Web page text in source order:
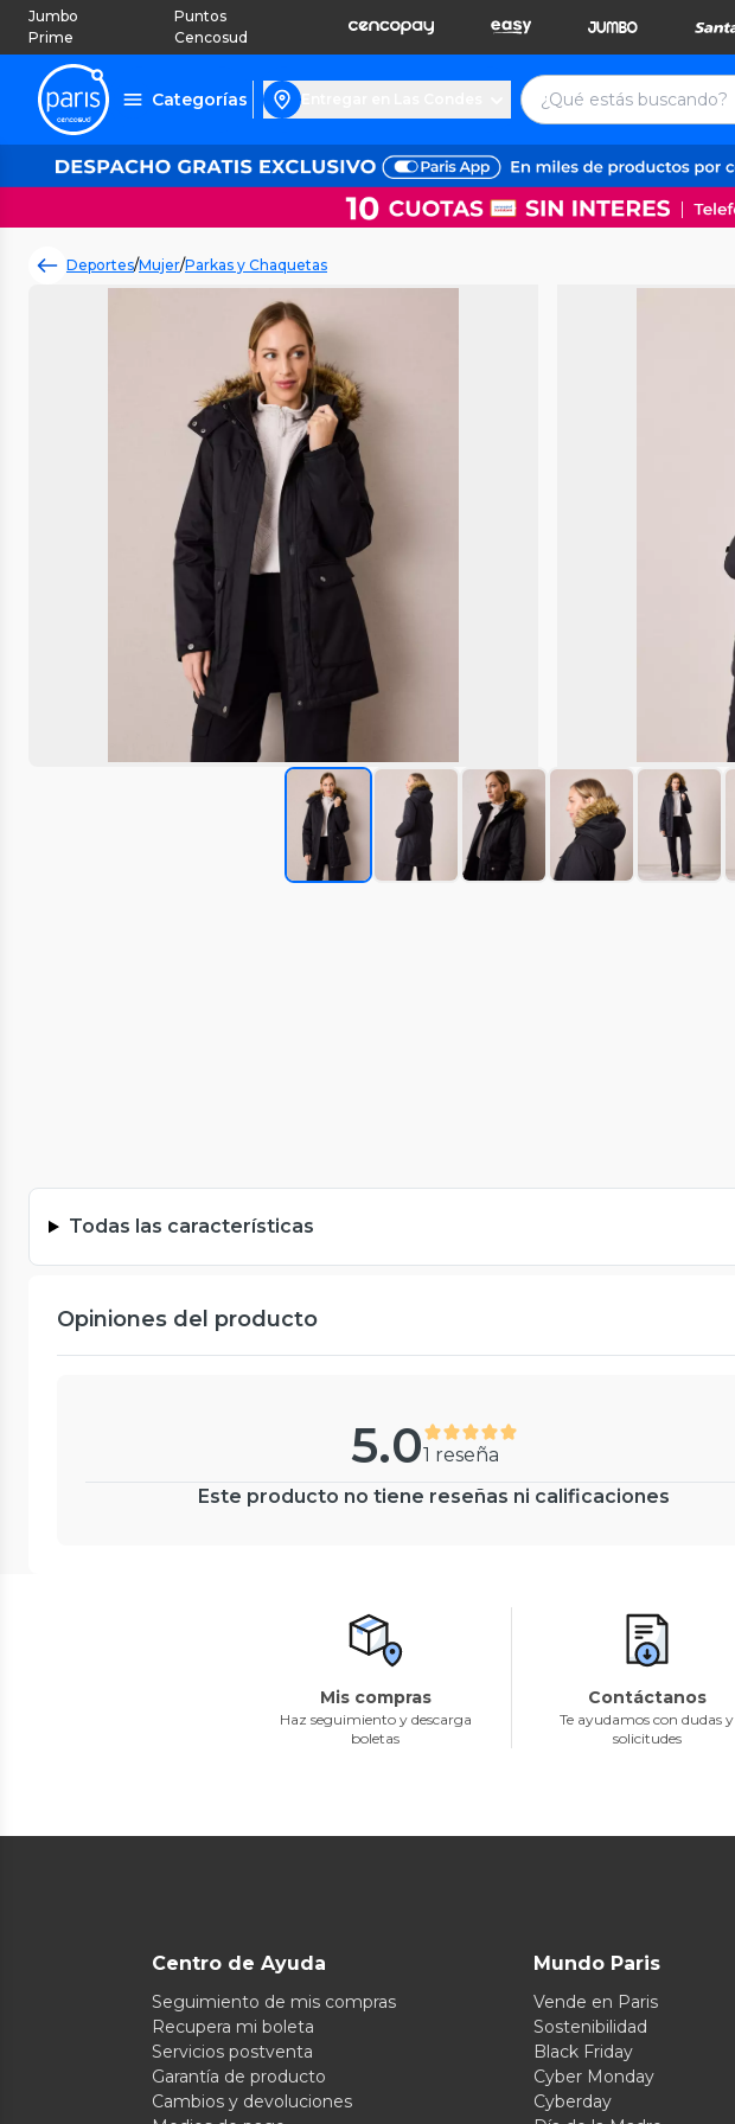
Jumbo
Prime
Puntos
Cencosud
Categorías
Deportes/Mujer/Parkas y Chaquetas
Todas las características
Opiniones del producto
5.01 reseña
Este producto no tiene reseñas ni calificaciones
Mis compras
Haz seguimiento y descarga
boletas
Contáctanos
Te ayudamos con dudas y
solicitudes
Centro de Ayuda
Seguimiento de mis compras
Recupera mi boleta
Servicios postventa
Garantía de producto
Cambios y devoluciones
Mundo Paris
Vende en Paris
Sostenibilidad
Black Friday
Cyber Monday
Cyberday